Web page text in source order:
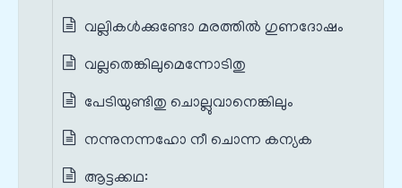
വല്ലികൾക്കുണ്ടോ മരത്തിൽ ഗുണദോഷം
വല്ലതെങ്കിലുമെന്നോടിതു
പേടിയുണ്ടിതു ചൊല്ലുവാനെങ്കിലും
നന്നുനന്നഹോ നീ ചൊന്ന കന്യക
ആട്ടക്കഥ: